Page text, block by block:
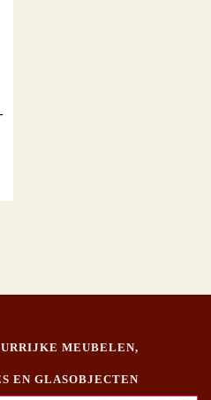
MEUBELEN,
EN GLASOBJECTEN